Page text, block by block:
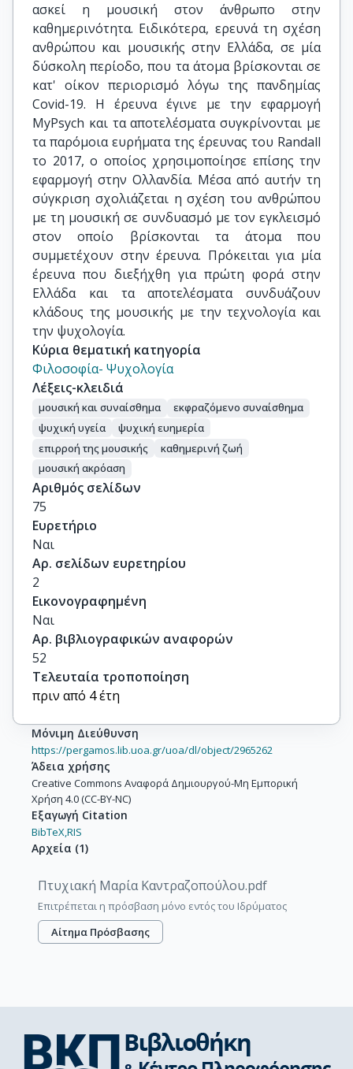
ασκεί η μουσική στον άνθρωπο στην
καθημερινότητα. Ειδικότερα, ερευνά τη σχέση
ανθρώπου και μουσικής στην Ελλάδα, σε μία
δύσκολη περίοδο, που τα άτομα βρίσκονται σε
κατ' οίκον περιορισμό λόγω της πανδημίας
Covid-19. Η έρευνα έγινε με την εφαρμογή
MyPsych και τα αποτελέσματα συγκρίνονται με
τα παρόμοια ευρήματα της έρευνας του Randall
το 2017, ο οποίος χρησιμοποίησε επίσης την
εφαρμογή στην Ολλανδία. Μέσα από αυτήν τη
σύγκριση σχολιάζεται η σχέση του ανθρώπου
με τη μουσική σε συνδυασμό με τον εγκλεισμό
στον οποίο βρίσκονται τα άτομα που
συμμετέχουν στην έρευνα. Πρόκειται για μία
έρευνα που διεξήχθη για πρώτη φορά στην
Ελλάδα και τα αποτελέσματα συνδυάζουν
κλάδους της μουσικής με την τεχνολογία και
την ψυχολογία.
Κύρια θεματική κατηγορία
Φιλοσοφία- Ψυχολογία
Λέξεις-κλειδιά
μουσική και συναίσθημα
εκφραζόμενο συναίσθημα
ψυχική υγεία
ψυχική ευημερία
επιρροή της μουσικής
καθημερινή ζωή
μουσική ακρόαση
Αριθμός σελίδων
75
Ευρετήριο
Ναι
Αρ. σελίδων ευρετηρίου
2
Εικονογραφημένη
Ναι
Αρ. βιβλιογραφικών αναφορών
52
Τελευταία τροποποίηση
πριν από 4 έτη
Μόνιμη Διεύθυνση
https://pergamos.lib.uoa.gr/uoa/dl/object/2965262
Άδεια χρήσης
Creative Commons Αναφορά Δημιουργού-Μη Εμπορική
Χρήση 4.0 (CC-BY-NC)
Εξαγωγή Citation
BibTeX,RIS
Αρχεία (1)
Πτυχιακή Μαρία Καντραζοπούλου.pdf
Επιτρέπεται η πρόσβαση μόνο εντός του Ιδρύματος
Αίτημα Πρόσβασης